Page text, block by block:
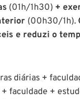
(01h/1h30) +
(00h30/1h).
e reduzi o
diárias +
faculdade +